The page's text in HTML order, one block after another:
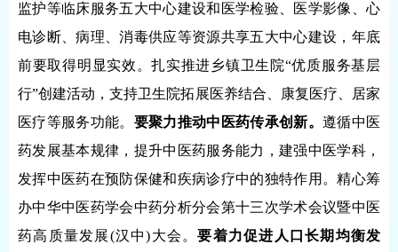
监护等临床服务五大中心建设和医学检验、医学影像、心
电诊断、病理、消毒供应等资源共享五大中心建设，年底
前要取得明显实效。扎实推进乡镇卫生院“优质服务基层
行”创建活动，支持卫生院拓展医养结合、康复医疗、居家
医疗等服务功能。 要聚力推动中医药传承创新。遵循中医
药发展基本规律，提升中医药服务能力，建强中医学科，
发挥中医药在预防保健和疾病诊疗中的独特作用。精心筹
办中华中医药学会中药分析分会第十三次学术会议暨中医
药高质量发展(汉中)大会。要着力促进人口长期均衡发